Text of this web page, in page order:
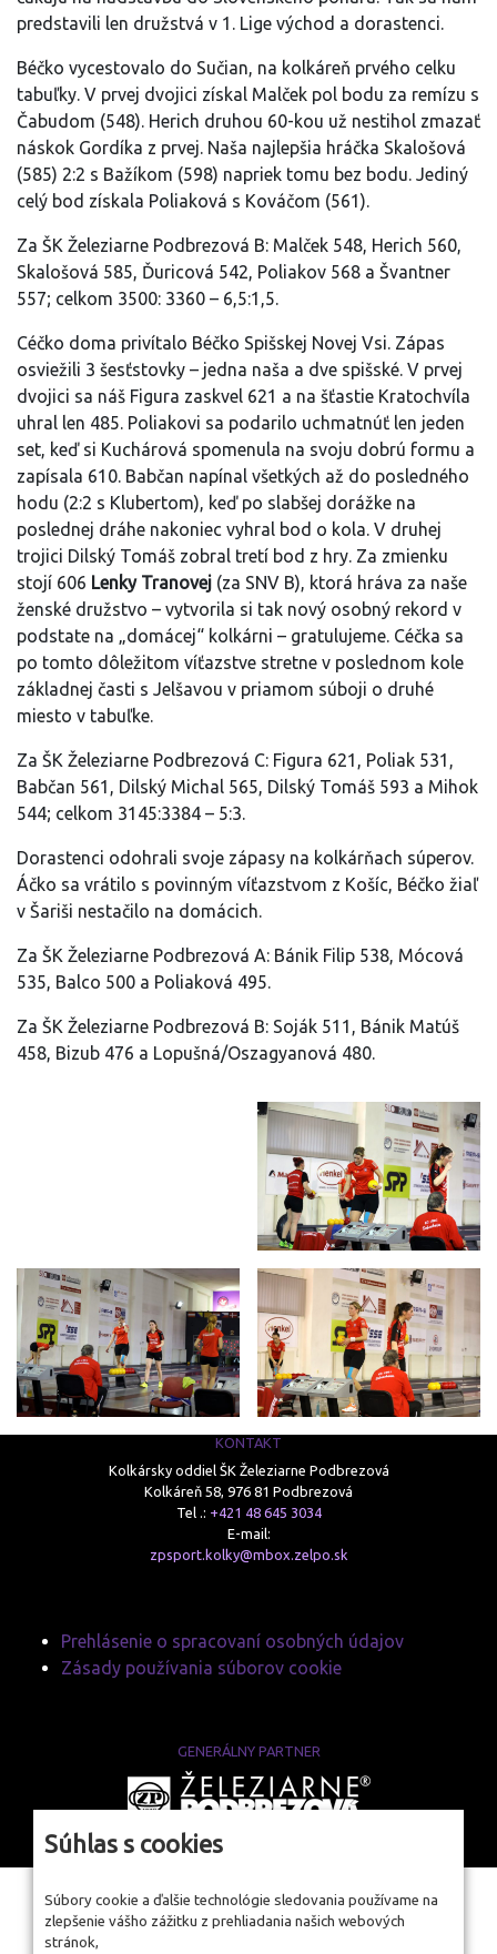
predstavili len družstvá v 1. Lige východ a dorastenci.
Béčko vycestovalo do Sučian, na kolkáreň prvého celku
tabuľky. V prvej dvojici získal Malček pol bodu za remízu s
Čabudom (548). Herich druhou 60-kou už nestihol zmazať
náskok Gordíka z prvej. Naša najlepšia hráčka Skalošová
(585) 2:2 s Bažíkom (598) napriek tomu bez bodu. Jediný
celý bod získala Poliaková s Kováčom (561).
Za ŠK Železiarne Podbrezová B: Malček 548, Herich 560,
Skalošová 585, Ďuricová 542, Poliakov 568 a Švantner
557; celkom 3500: 3360 – 6,5:1,5.
Céčko doma privítalo Béčko Spišskej Novej Vsi. Zápas
osviežili 3 šesťstovky – jedna naša a dve spišské. V prvej
dvojici sa náš Figura zaskvel 621 a na šťastie Kratochvíla
uhral len 485. Poliakovi sa podarilo uchmatnúť len jeden
set, keď si Kuchárová spomenula na svoju dobrú formu a
zapísala 610. Babčan napínal všetkých až do posledného
hodu (2:2 s Klubertom), keď po slabšej dorážke na
poslednej dráhe nakoniec vyhral bod o kola. V druhej
trojici Dilský Tomáš zobral tretí bod z hry. Za zmienku
stojí 606 Lenky Tranovej (za SNV B), ktorá hráva za naše
ženské družstvo – vytvorila si tak nový osobný rekord v
podstate na „domácej“ kolkárni – gratulujeme. Céčka sa
po tomto dôležitom víťazstve stretne v poslednom kole
základnej časti s Jelšavou v priamom súboji o druhé
miesto v tabuľke.
Za ŠK Železiarne Podbrezová C: Figura 621, Poliak 531,
Babčan 561, Dilský Michal 565, Dilský Tomáš 593 a Mihok
544; celkom 3145:3384 – 5:3.
Dorastenci odohrali svoje zápasy na kolkárňach súperov.
Áčko sa vrátilo s povinným víťazstvom z Košíc, Béčko žiaľ
v Šariši nestačilo na domácich.
Za ŠK Železiarne Podbrezová A: Bánik Filip 538, Mócová
535, Balco 500 a Poliaková 495.
Za ŠK Železiarne Podbrezová B: Soják 511, Bánik Matúš
458, Bizub 476 a Lopušná/Oszagyanová 480.
KONTAKT
Kolkársky oddiel ŠK Železiarne Podbrezová
Kolkáreň 58, 976 81 Podbrezová
Tel .: +421 48 645 3034
E-mail:
zpsport.kolky@mbox.zelpo.sk
Prehlásenie o spracovaní osobných údajov
Zásady používania súborov cookie
GENERÁLNY PARTNER
www.zelpo.sk
Súhlas s cookies
Súbory cookie a ďalšie technológie sledovania používame na
zlepšenie vášho zážitku z prehliadania našich webových
stránok,